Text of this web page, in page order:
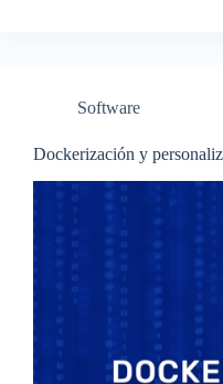
Software
Dockerización y